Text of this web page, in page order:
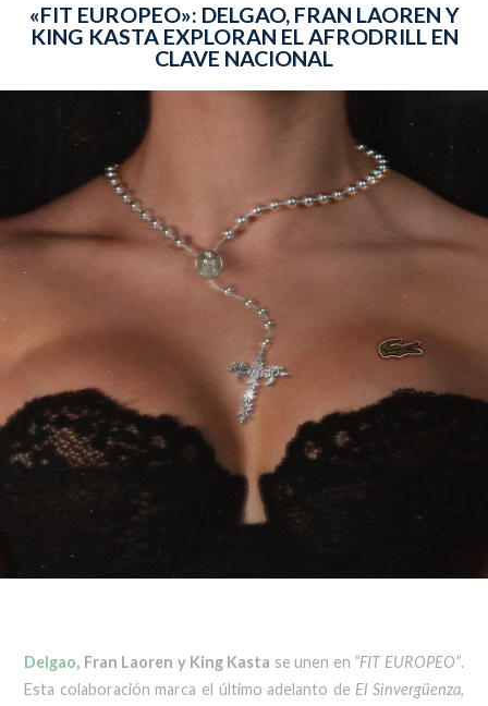
«FIT EUROPEO»: DELGAO, FRAN LAOREN Y
KING KASTA EXPLORAN EL AFRODRILL EN
CLAVE NACIONAL
Delgao, Fran Laoren y King Kasta se unen en “FIT EUROPEO”.
Esta colaboración marca el último adelanto de El Sinvergüenza,